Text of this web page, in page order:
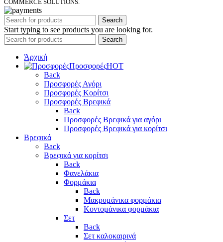
COMMERCE SOLUTIONS.
Search
Start typing to see products you are looking for.
Search
Άρχική
ΠροσφορέςHOT
Back
Προσφορές Αγόρι
Προσφορές Κορίτσι
Προσφορές Βρεφικά
Back
Προσφορές Βρεφικά για αγόρι
Προσφορές Βρεφικά για κορίτσι
Βρεφικά
Back
Βρεφικά για κορίτσι
Back
Φανελάκια
Φορμάκια
Back
Μακρυμάνικα φορμάκια
Κοντομάνικα φορμάκια
Σετ
Back
Σετ καλοκαιρινά